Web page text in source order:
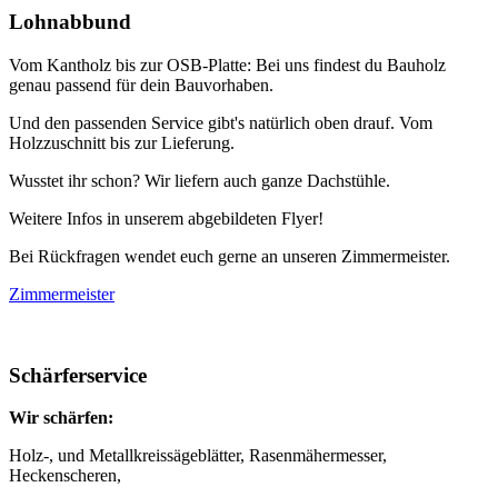
Lohnabbund
Vom Kantholz bis zur OSB-Platte: Bei uns findest du Bauholz
genau passend für dein Bauvorhaben.
Und den passenden Service gibt's natürlich oben drauf. Vom
Holzzuschnitt bis zur Lieferung.
Wusstet ihr schon? Wir liefern auch ganze Dachstühle.
Weitere Infos in unserem abgebildeten Flyer!
Bei Rückfragen wendet euch gerne an unseren Zimmermeister.
Zimmermeister
Schärferservice
Wir schärfen:
Holz-, und Metallkreissägeblätter, Rasenmähermesser,
Heckenscheren,